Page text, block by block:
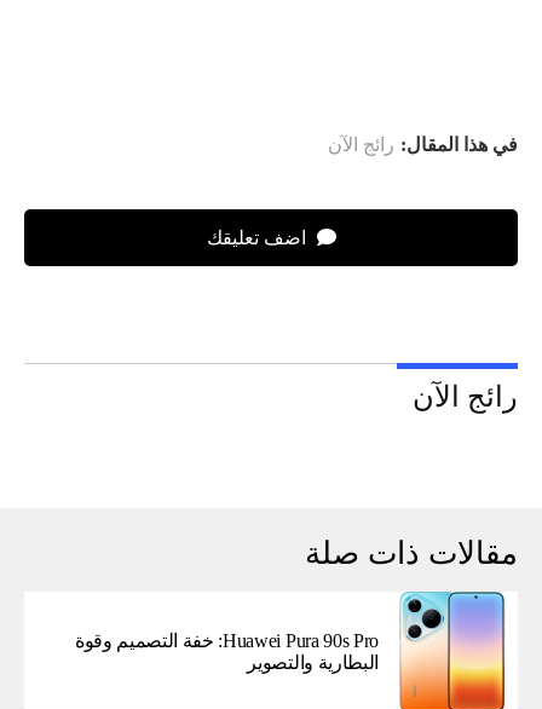
في هذا المقال: رائج الآن
اضف تعليقك
رائج الآن
مقالات ذات صلة
Huawei Pura 90s Pro: خفة التصميم وقوة
البطارية والتصوير